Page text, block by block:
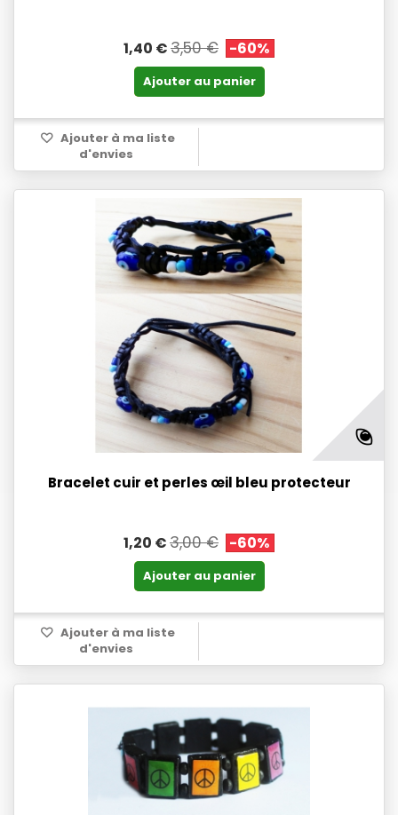
1,40 €3,50 € -60%
Ajouter au panier
Ajouter à ma liste
d'envies
Bracelet cuir et perles œil bleu protecteur
1,20 €3,00 € -60%
Ajouter au panier
Ajouter à ma liste
d'envies